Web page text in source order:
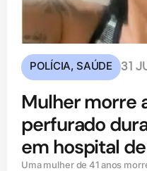
POLÍCIA,SAÚDE 31
Mulher morre
perfurado
em hospital de
Uma mulher de 41 anos